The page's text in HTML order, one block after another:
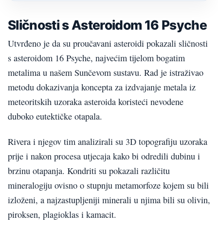
Sličnosti s Asteroidom 16 Psyche
Utvrđeno je da su proučavani asteroidi pokazali sličnosti
s asteroidom 16 Psyche, najvećim tijelom bogatim
metalima u našem Sunčevom sustavu. Rad je istraživao
metodu dokazivanja koncepta za izdvajanje metala iz
meteoritskih uzoraka asteroida koristeći nevodene
duboko eutektičke otapala.
Rivera i njegov tim analizirali su 3D topografiju uzoraka
prije i nakon procesa utjecaja kako bi odredili dubinu i
brzinu otapanja. Kondriti su pokazali različitu
mineralogiju ovisno o stupnju metamorfoze kojem su bili
izloženi, a najzastupljeniji minerali u njima bili su olivin,
piroksen, plagioklas i kamacit.